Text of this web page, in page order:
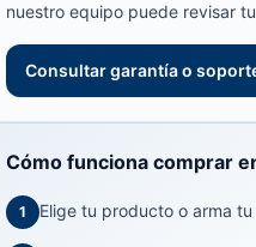
nuestro equipo puede revisar
Consultar garantía o
Cómo funciona comprar
1 Elige tu producto o arma